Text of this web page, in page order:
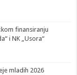
finansiranju
i NK „Usora“
mladih 2026